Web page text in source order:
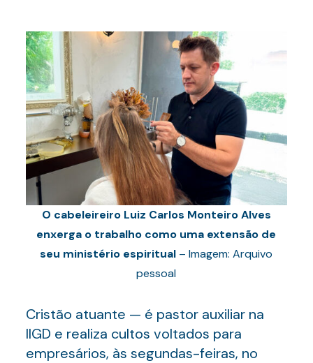
O cabeleireiro Luiz Carlos Monteiro Alves
enxerga o trabalho como uma extensão de
seu ministério espiritual – Imagem: Arquivo
pessoal
Cristão atuante — é pastor auxiliar na
IIGD e realiza cultos voltados para
empresários, às segundas-feiras, no